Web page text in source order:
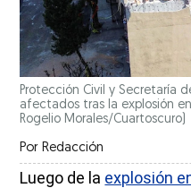
Protección Civil y Secretaría
afectados tras la explosión
Rogelio Morales/Cuartoscuro)
Por Redacción
Luego de la explosión